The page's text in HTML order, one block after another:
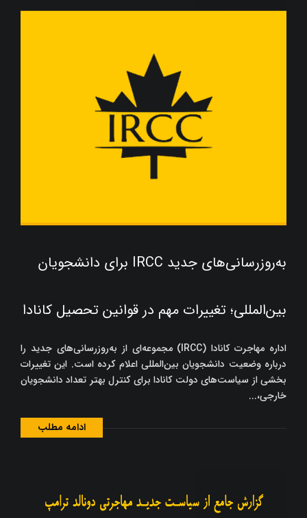
به‌روزرسانی‌های جدید IRCC برای دانشجویان
بین‌المللی؛ تغییرات مهم در قوانین تحصیل کانادا
اداره مهاجرت کانادا (IRCC) مجموعه‌ای از به‌روزرسانی‌های جدید را
درباره وضعیت دانشجویان بین‌المللی اعلام کرده است. این تغییرات
بخشی از سیاست‌های دولت کانادا برای کنترل بهتر تعداد دانشجویان
خارجی،...
ادامه مطلب